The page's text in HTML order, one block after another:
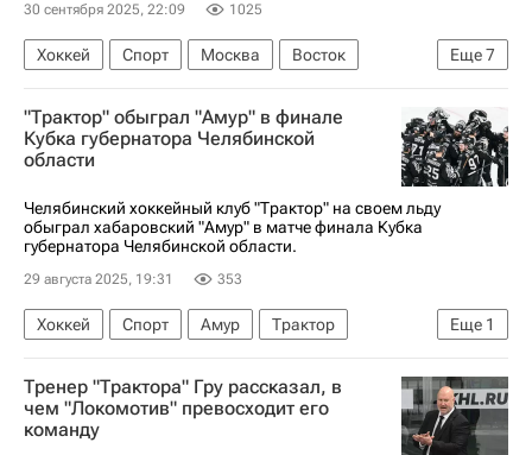
30 сентября 2025, 22:09 1025
Еще7
Хоккей Спорт Москва
Восток
Никита Коростелев
Павел Порядин
Герман Рубцов
ХК Спартак (Москва)
Трактор
КХЛ 2025-2026
"Трактор" обыграл "Амур" в финале
Кубка губернатора Челябинской
области
Челябинский хоккейный клуб "Трактор" на своем льду
обыграл хабаровский "Амур" в матче финала Кубка
губернатора Челябинской области.
29 августа 2025, 19:31 353
Еще 1
Хоккей Спорт Амур
Трактор
КХЛ 2025-2026
Тренер "Трактора" Гру рассказал, в
чем "Локомотив" превосходит его
команду